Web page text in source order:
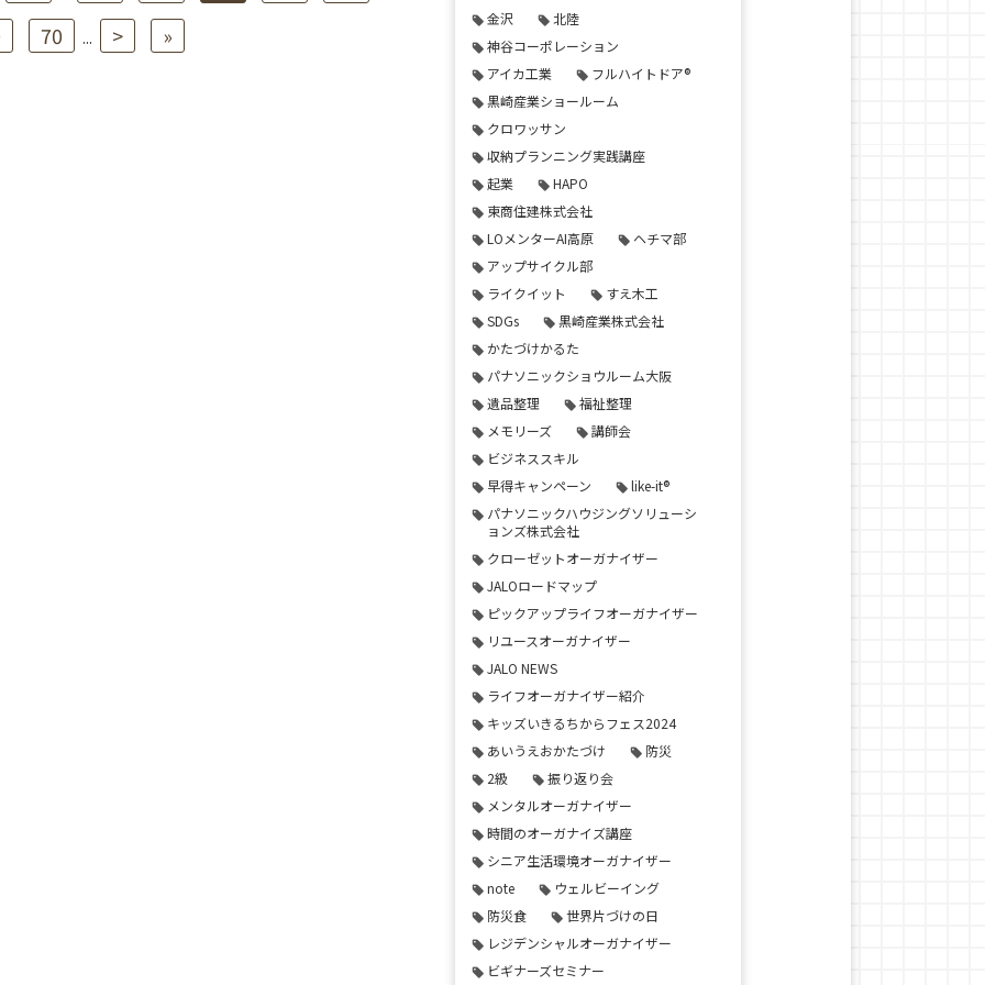
70 ... > »
金沢
北陸
神谷コーポレーション
アイカ工業
フルハイトドア®
黒崎産業ショールーム
クロワッサン
収納プランニング実践講座
起業
HAPO
東商住建株式会社
LOメンターAI高原
ヘチマ部
アップサイクル部
ライクイット
すえ木工
SDGs
黒崎産業株式会社
かたづけかるた
パナソニックショウルーム大阪
遺品整理
福祉整理
メモリーズ
講師会
ビジネススキル
早得キャンペーン
like-it®
パナソニックハウジングソリューシ
ョンズ株式会社
クローゼットオーガナイザー
JALOロードマップ
ピックアップライフオーガナイザー
リユースオーガナイザー
JALO NEWS
ライフオーガナイザー紹介
キッズいきるちからフェス2024
あいうえおかたづけ
防災
2級
振り返り会
メンタルオーガナイザー
時間のオーガナイズ講座
シニア生活環境オーガナイザー
note
ウェルビーイング
防災食
世界片づけの日
レジデンシャルオーガナイザー
ビギナーズセミナー